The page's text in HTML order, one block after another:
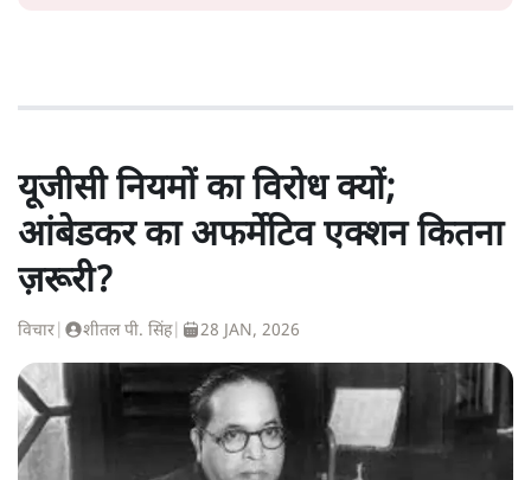
यूजीसी नियमों का विरोध क्यों;
आंबेडकर का अफर्मेटिव एक्शन कितना
ज़रूरी?
विचार शीतल पी. सिंह| 28 JAN, 2026